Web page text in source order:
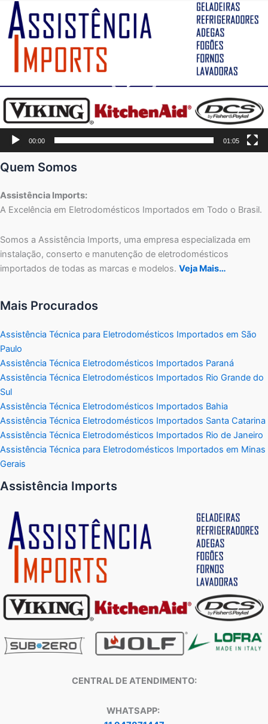
Tocador
vídeo
00:00 01:05
Quem Somos
Assistência Imports:
A Excelência em Eletrodomésticos Importados em Todo o Brasil.
Somos a Assistência Imports, uma empresa especializada em
instalação, conserto e manutenção de eletrodomésticos
importados de todas as marcas e modelos. Veja Mais…
Mais Procurados
Assistência Técnica para Eletrodomésticos Importados em São
Paulo
Assistência Técnica Eletrodomésticos Importados Paraná
Assistência Técnica Eletrodomésticos Importados Rio Grande do
Sul
Assistência Técnica Eletrodomésticos Importados Bahia
Assistência Técnica Eletrodomésticos Importados Santa Catarina
Assistência Técnica Eletrodomésticos Importados Rio de Janeiro
Assistência Técnica para Eletrodomésticos Importados em Minas
Gerais
Assistência Imports
CENTRAL DE ATENDIMENTO:
WHATSAPP: